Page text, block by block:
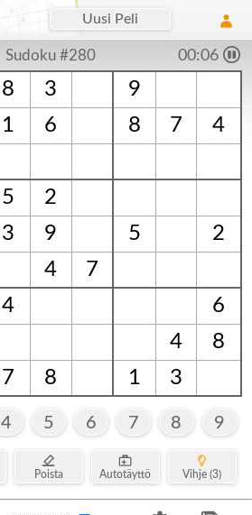
Uusi Peli
Sudoku #280 00:06
8 3
9
1 6 8 7 4
5
2
3
9 5
2
4
7
4
6
4
8
7
8 1 3
4 5 6 7 8 9
Poista Autotäyttö Vihje (3)